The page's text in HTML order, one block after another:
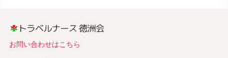
お問い合わせはこちら